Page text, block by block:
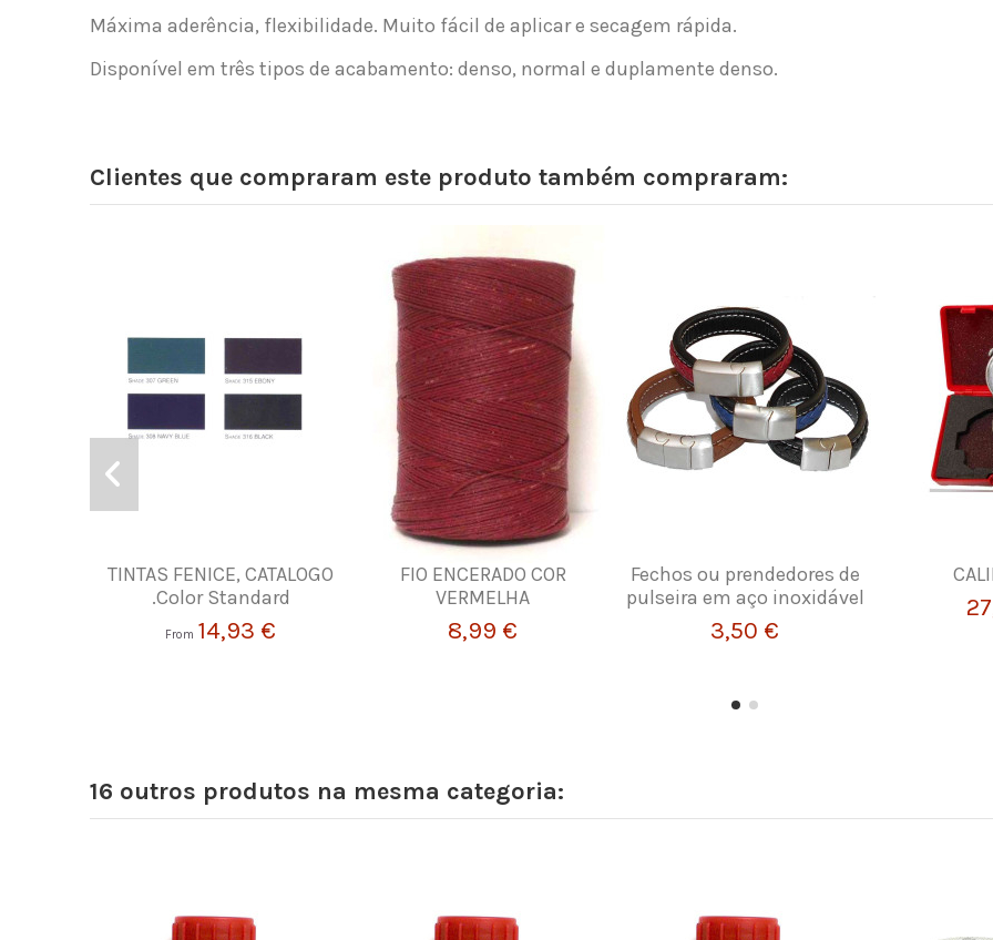
Máxima aderência, flexibilidade. Muito fácil de aplicar e secagem rápida.
Disponível em três tipos de acabamento: denso, normal e duplamente denso.
Clientes que compraram este produto também compraram:
TINTAS FENICE, CATALOGO
.Color Standard
From 14,93 €
FIO ENCERADO COR
VERMELHA
8,99 €
Fechos ou prendedores de
pulseira em aço inoxidável
3,50 €
16 outros produtos na mesma categoria: